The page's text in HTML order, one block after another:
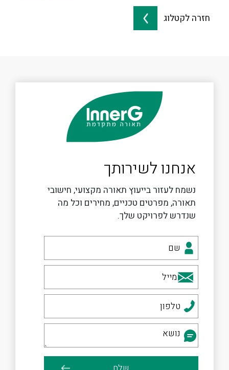
חזרה לקטלוג
אנחנו לשירותך
נשמח לעזור בייעוץ תאורה מקצועי, חישובי
תאורה, מפרטים טכניים, מחירים וכל מה
שנדרש לפרויקט שלך.